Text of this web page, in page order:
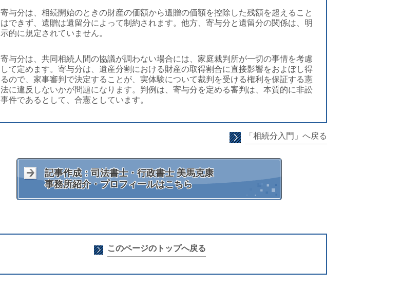
寄与分は、相続開始のときの財産の価額から遺贈の価額を控除した残額を超えること
はできず、遺贈は遺留分によって制約されます。他方、寄与分と遺留分の関係は、明
示的に規定されていません。
寄与分は、共同相続人間の協議が調わない場合には、家庭裁判所が一切の事情を考慮
して定めます。寄与分は、遺産分割における財産の取得割合に直接影響をおよぼし得
るので、家事審判で決定することが、実体験について裁判を受ける権利を保証する憲
法に違反しないかが問題になります。判例は、寄与分を定める審判は、本質的に非訟
事件であるとして、合憲としています。
「相続分入門」へ戻る
記事作成：司法書士・行政書士 美馬克康
事務所紹介・プロフィールはこちら
このページのトップへ戻る